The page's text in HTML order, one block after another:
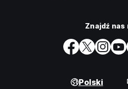
Znajdź nas
Polski